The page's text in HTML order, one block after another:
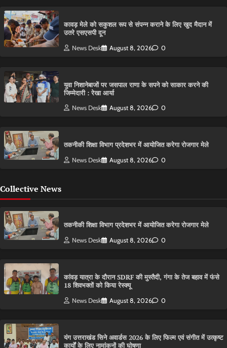
कावड़ मेले को सकुशल रूप से संपन्न कराने के लिए खुद मैदान में
उतरे एसएसपी दून
News Desk August 8, 2026 0
युवा निशानेबाजों पर जसपाल राणा के सपने को साकार करने की
जिम्मेदारी : रेखा आर्या
News Desk August 8, 2026 0
तकनीकी शिक्षा विभाग प्रदेशभर में आयोजित करेगा रोजगार मेले
News Desk August 8, 2026 0
Collective News
तकनीकी शिक्षा विभाग प्रदेशभर में आयोजित करेगा रोजगार मेले
News Desk August 8, 2026 0
कांवड़ यात्रा के दौरान SDRF की मुस्तैदी, गंगा के तेज बहाव में फंसे
18 शिवभक्तों को किया रेस्क्यू
News Desk August 8, 2026 0
यंग उत्तराखंड सिने अवार्डस 2026 के लिए फिल्म एवं संगीत में उत्कृष्ट
कार्यों के लिए नामांकनों की घोषणा